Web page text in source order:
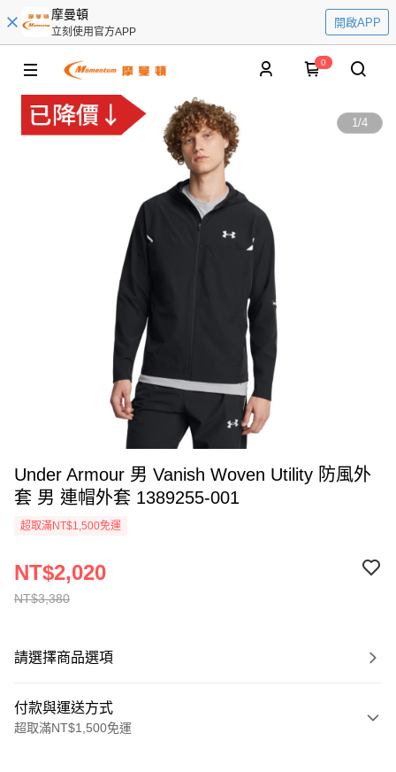
摩曼頓
立刻使用官方APP
開啟APP
0
1/4
Under Armour 男 Vanish Woven Utility 防風外
套 男 連帽外套 1389255-001
超取滿NT$1,500免運
NT$3,380
NT$2,020
請選擇商品選項
付款與運送方式
超取滿NT$1,500免運